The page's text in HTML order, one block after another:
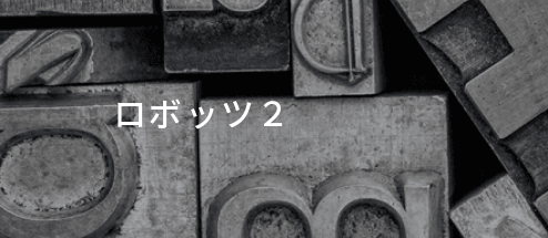
ロボッツ２